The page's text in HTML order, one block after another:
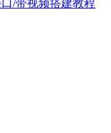
/带视频搭建教程